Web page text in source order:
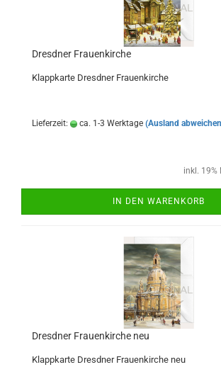
Dresdner Frauenkirche
Klappkarte Dresdner Frauenkirche
Lieferzeit: ca. 1-3 Werktage (Ausland
inkl. 19%
IN DEN WARENKORB
Dresdner Frauenkirche neu
Klappkarte Dresdner Frauenkirche neu